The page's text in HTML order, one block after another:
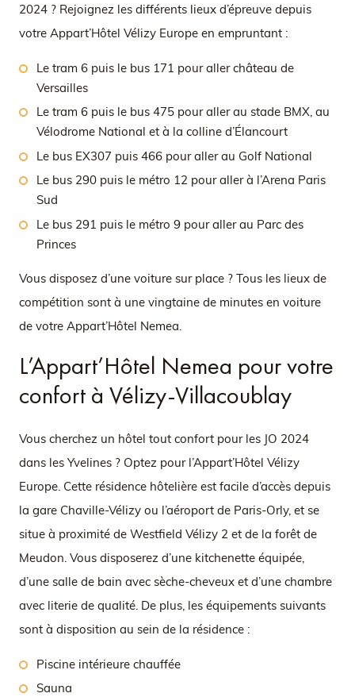
2024 ? Rejoignez les différents lieux d’épreuve depuis
votre Appart’Hôtel Vélizy Europe en empruntant :
Le tram 6 puis le bus 171 pour aller château de
Versailles
Le tram 6 puis le bus 475 pour aller au stade BMX, au
Vélodrome National et à la colline d’Élancourt
Le bus EX307 puis 466 pour aller au Golf National
Le bus 290 puis le métro 12 pour aller à l’Arena Paris
Sud
Le bus 291 puis le métro 9 pour aller au Parc des
Princes
Vous disposez d’une voiture sur place ? Tous les lieux de
compétition sont à une vingtaine de minutes en voiture
de votre Appart’Hôtel Nemea.
L’Appart’Hôtel Nemea pour votre
confort à Vélizy-Villacoublay
Vous cherchez un hôtel tout confort pour les JO 2024
dans les Yvelines ? Optez pour l’Appart’Hôtel Vélizy
Europe. Cette résidence hôtelière est facile d’accès depuis
la gare Chaville-Vélizy ou l’aéroport de Paris-Orly, et se
situe à proximité de Westfield Vélizy 2 et de la forêt de
Meudon. Vous disposerez d’une kitchenette équipée,
d’une salle de bain avec sèche-cheveux et d’une chambre
avec literie de qualité. De plus, les équipements suivants
sont à disposition au sein de la résidence :
Piscine intérieure chauffée
Sauna